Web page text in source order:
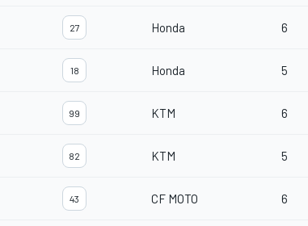
27 Honda 6
18 Honda 5
99 KTM 6
82 KTM 5
43 CF MOTO 6